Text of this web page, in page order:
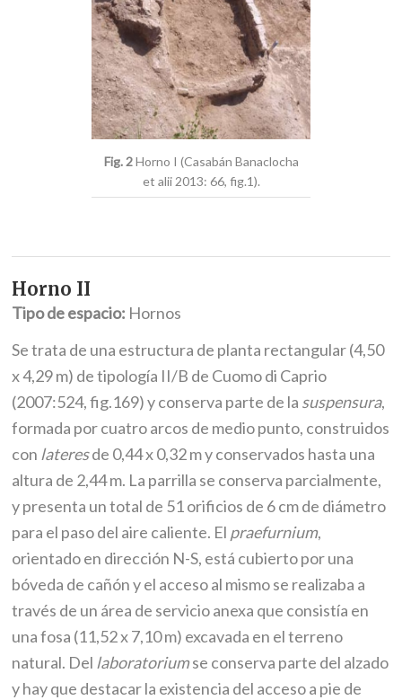
Fig. 2Horno I (Casabán Banaclocha
et alii 2013: 66, fig.1).
Horno II
Tipo de espacio: Hornos
Se trata de una estructura de planta rectangular (4,50
x 4,29 m) de tipología II/B de Cuomo di Caprio
(2007:524, fig.169) y conserva parte de la suspensura,
formada por cuatro arcos de medio punto, construidos
con lateresde 0,44 x 0,32 m y conservados hasta una
altura de 2,44 m. La parrilla se conserva parcialmente,
y presenta un total de 51 orificios de 6 cm de diámetro
para el paso del aire caliente. El praefurnium,
orientado en dirección N-S, está cubierto por una
bóveda de cañón y el acceso al mismo se realizaba a
través de un área de servicio anexa que consistía en
una fosa (11,52 x 7,10 m) excavada en el terreno
natural. Del laboratoriumse conserva parte del alzado
y hay que destacar la existencia del acceso a pie de